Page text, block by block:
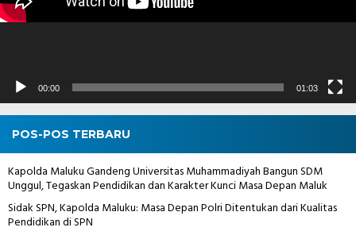
00:00 01:03
POS-POS TERBARU
Kapolda Maluku Gandeng Universitas Muhammadiyah Bangun SDM
Unggul, Tegaskan Pendidikan dan Karakter Kunci Masa Depan Maluk
Sidak SPN, Kapolda Maluku: Masa Depan Polri Ditentukan dari Kualitas
Pendidikan di SPN